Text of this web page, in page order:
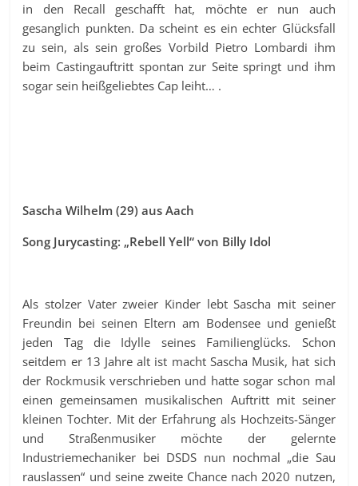
in den Recall geschafft hat, möchte er nun auch
gesanglich punkten. Da scheint es ein echter Glücksfall
zu sein, als sein großes Vorbild Pietro Lombardi ihm
beim Castingauftritt spontan zur Seite springt und ihm
sogar sein heißgeliebtes Cap leiht… .
Sascha Wilhelm (29) aus Aach
Song Jurycasting: „Rebell Yell“ von Billy Idol
Als stolzer Vater zweier Kinder lebt Sascha mit seiner
Freundin bei seinen Eltern am Bodensee und genießt
jeden Tag die Idylle seines Familienglücks. Schon
seitdem er 13 Jahre alt ist macht Sascha Musik, hat sich
der Rockmusik verschrieben und hatte sogar schon mal
einen gemeinsamen musikalischen Auftritt mit seiner
kleinen Tochter. Mit der Erfahrung als Hochzeits-Sänger
und Straßenmusiker möchte der gelernte
Industriemechaniker bei DSDS nun nochmal „die Sau
rauslassen“ und seine zweite Chance nach 2020 nutzen,